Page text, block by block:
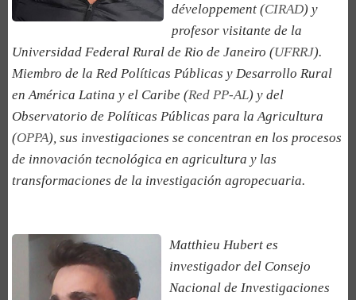
développement (CIRAD) y
profesor visitante de la
Universidad Federal Rural de Rio de Janeiro (UFRRJ).
Miembro de la Red Políticas Públicas y Desarrollo Rural
en América Latina y el Caribe (Red PP-AL) y del
Observatorio de Políticas Públicas para la Agricultura
(OPPA), sus investigaciones se concentran en los procesos
de innovación tecnológica en agricultura y las
transformaciones de la investigación agropecuaria.
Matthieu Hubert es
investigador del Consejo
Nacional de Investigaciones